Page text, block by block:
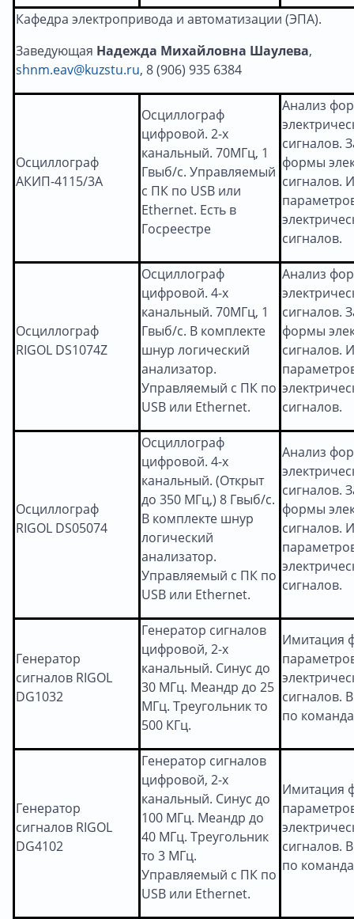
Кафедра электропривода и автоматизации (ЭПА).
Заведующая Надежда Михайловна Шаулева,
shnm.eav@kuzstu.ru, 8 (906) 935 6384
Осциллограф
АКИП-4115/3А
Осциллограф
цифровой. 2-х
канальный. 70МГц, 1
Гвыб/с. Управляемый
с ПК по USB или
Ethernet. Есть в
Госреестре
Анализ
сигналов.
формы
сигналов.
сигналов.
Осциллограф
RIGOL DS1074Z
Осциллограф
цифровой. 4-х
канальный. 70МГц, 1
Гвыб/с. В комплекте
шнур логический
анализатор.
Управляемый с ПК по
USB или Ethernet.
Анализ
сигналов.
формы
сигналов.
сигналов.
Осциллограф
RIGOL DS05074
Осциллограф
цифровой. 4-х
канальный. (Открыт
до 350 МГц,) 8 Гвыб/с.
В комплекте шнур
логический
анализатор.
Управляемый с ПК по
USB или Ethernet.
Анализ
сигналов.
формы
сигналов.
сигналов.
Генератор
сигналов RIGOL
DG1032
Генератор сигналов
цифровой, 2-х
канальный. Синус до
30 МГц. Меандр до 25
МГц. Треугольник то
500 КГц.
Имитация
сигналов.
по
Генератор
сигналов RIGOL
DG4102
Генератор сигналов
цифровой, 2-х
канальный. Синус до
100 МГц. Меандр до
40 МГц. Треугольник
то 3 МГц.
Управляемый с ПК по
USB или Ethernet.
Имитация
сигналов.
по